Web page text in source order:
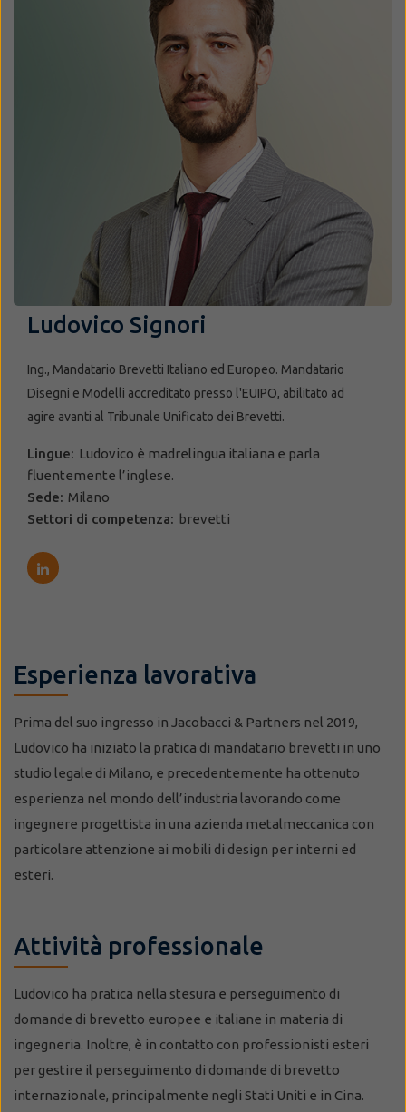
Ludovico Signori
Ing., Mandatario Brevetti Italiano ed Europeo. Mandatario
Disegni e Modelli accreditato presso l'EUIPO, abilitato ad
agire avanti al Tribunale Unificato dei Brevetti.
Lingue: Ludovico è madrelingua italiana e parla
fluentemente l’inglese.
Sede: Milano
Settori di competenza: brevetti
Esperienza lavorativa
Prima del suo ingresso in Jacobacci & Partners nel 2019,
Ludovico ha iniziato la pratica di mandatario brevetti in uno
studio legale di Milano, e precedentemente ha ottenuto
esperienza nel mondo dell’industria lavorando come
ingegnere progettista in una azienda metalmeccanica con
particolare attenzione ai mobili di design per interni ed
esteri.
Attività professionale
Ludovico ha pratica nella stesura e perseguimento di
domande di brevetto europee e italiane in materia di
ingegneria. Inoltre, è in contatto con professionisti esteri
per gestire il perseguimento di domande di brevetto
internazionale, principalmente negli Stati Uniti e in Cina.